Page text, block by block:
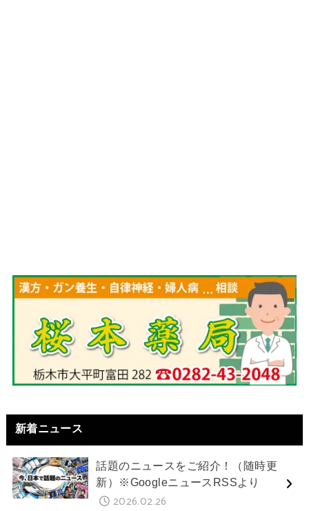
新着ニュース
話題のニュースをご紹介！（随時更
新）※GoogleニュースRSSより
2026.02.26